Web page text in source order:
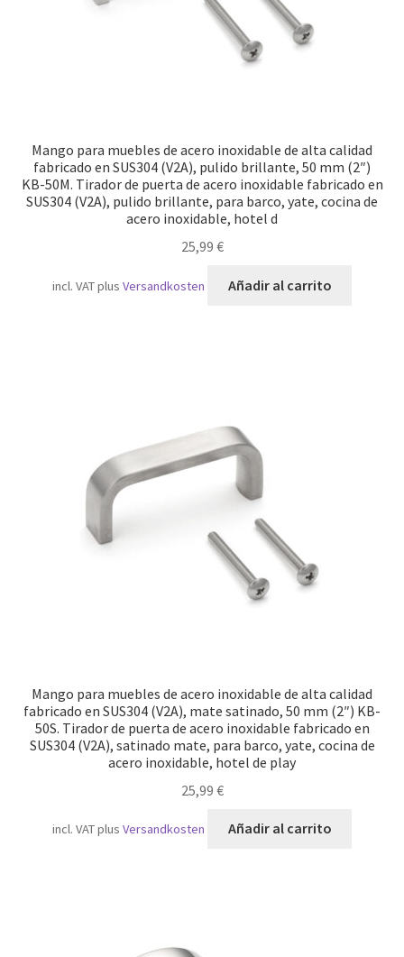
Mango para muebles de acero inoxidable de alta calidad
fabricado en SUS304 (V2A), pulido brillante, 50 mm (2″)
KB-50M. Tirador de puerta de acero inoxidable fabricado en
SUS304 (V2A), pulido brillante, para barco, yate, cocina de
acero inoxidable, hotel d
25,99 €
incl. VATplus Versandkosten Añadir al carrito
Mango para muebles de acero inoxidable de alta calidad
fabricado en SUS304 (V2A), mate satinado, 50 mm (2″) KB-
50S. Tirador de puerta de acero inoxidable fabricado en
SUS304 (V2A), satinado mate, para barco, yate, cocina de
acero inoxidable, hotel de play
25,99 €
incl. VATplus Versandkosten Añadir al carrito